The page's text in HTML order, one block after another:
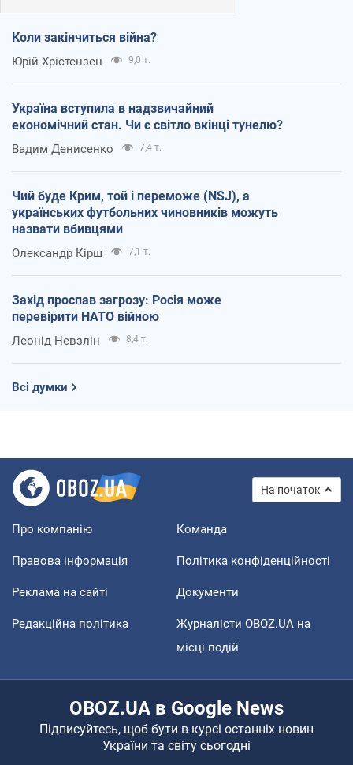
Коли закінчиться війна?
Юрій Хрістензен 9,0 т.
Україна вступила в надзвичайний
економічний стан. Чи є світло вкінці тунелю?
Вадим Денисенко 7,4 т.
Чий буде Крим, той і переможе (NSJ), а
українських футбольних чиновників можуть
назвати вбивцями
Олександр Кірш 7,1 т.
Захід проспав загрозу: Росія може
перевірити НАТО війною
Леонід Невзлін 8,4 т.
Всі думки
На початок
Про компанію Команда
Правова інформація Політика конфіденційності
Реклама на сайті Документи
Редакційна політика
Журналісти OBOZ.UA на
місці подій
OBOZ.UA в Google News
Підписуйтесь, щоб бути в курсі останніх новин
України та світу сьогодні